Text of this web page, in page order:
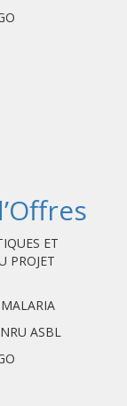
ET
PROJET
ASBL